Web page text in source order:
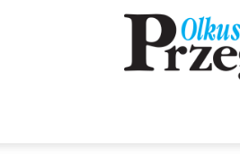
Przegląd
Olkuski